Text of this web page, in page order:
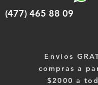
(477) 465 88 09
Envíos
compras a
$2000 a